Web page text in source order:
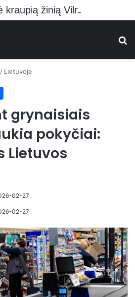
kraupią žinią Vilniečiams
/ Lietuvoje
grynaisiais
pokyčiai:
Lietuvos
02-27
02-27